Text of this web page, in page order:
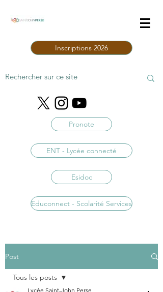
Inscriptions 2026
Pronote
ENT - Lycée connecté
Esidoc
Educonnect - Scolarité Services
Post
Tous les posts
Lycée Saint-John Perse